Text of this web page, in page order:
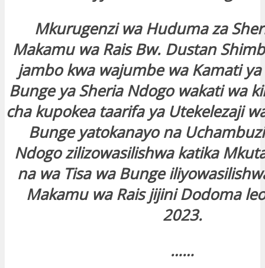
Mkurugenzi wa Huduma za
Makamu wa Rais Bw. Dustan
jambo kwa wajumbe wa Kamati
Bunge ya Sheria Ndogo wakati wa
cha kupokea taarifa ya Utekelezaji
Bunge yatokanayo na
Ndogo zilizowasilishwa katika
na wa Tisa wa Bunge
Makamu wa Rais jijini Dodoma
2023.
……